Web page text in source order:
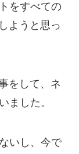
をすべての
ようと思っ
をして、ネ
ました。
いし、今で